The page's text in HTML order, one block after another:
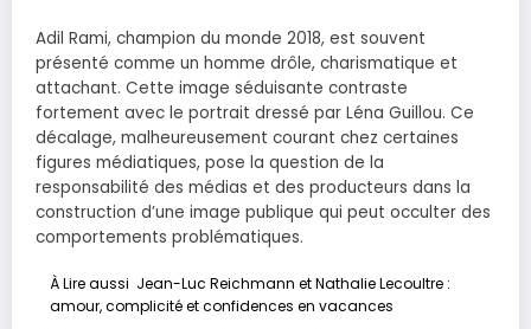
Adil Rami, champion du monde 2018, est souvent
présenté comme un homme drôle, charismatique et
attachant. Cette image séduisante contraste
fortement avec le portrait dressé par Léna Guillou. Ce
décalage, malheureusement courant chez certaines
figures médiatiques, pose la question de la
responsabilité des médias et des producteurs dans la
construction d’une image publique qui peut occulter des
comportements problématiques.
À Lire aussi Jean-Luc Reichmann et Nathalie Lecoultre :
amour, complicité et confidences en vacances